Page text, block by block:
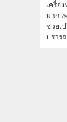
เครื่อ
มาก เ
ช่วยเ
ปราร